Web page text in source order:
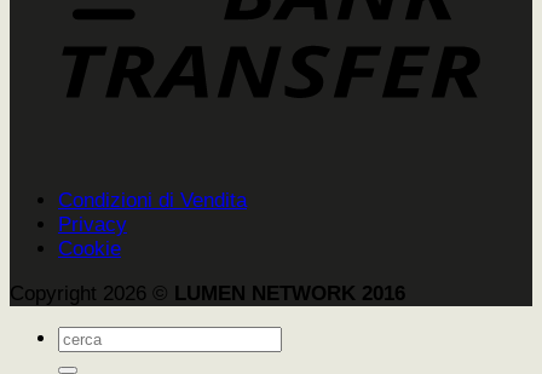
Condizioni di Vendita
Privacy
Cookie
Copyright 2026 © LUMEN NETWORK 2016
Cerca: